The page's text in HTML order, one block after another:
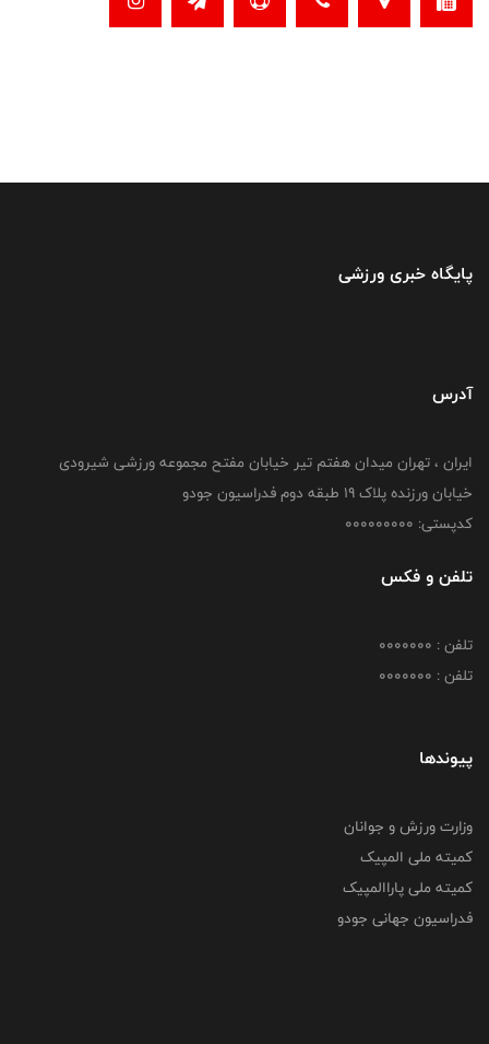
پایگاه خبری ورزشی
آدرس
ایران ، تهران میدان هفتم تیر خیابان مفتح مجموعه ورزشی شیرودی
خیابان ورزنده پلاک ۱۹ طبقه دوم فدراسیون جودو
کدپستی: 000000000
تلفن و فکس
تلفن : 0000000
تلفن : 0000000
پیوندها
وزارت ورزش و جوانان
کمیته ملی المپیک
کمیته ملی پاراالمپیک
فدراسیون جهانی جودو